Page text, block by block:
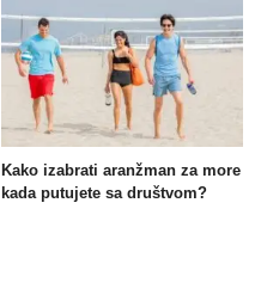
Kako izabrati aranžman za more
kada putujete sa društvom?